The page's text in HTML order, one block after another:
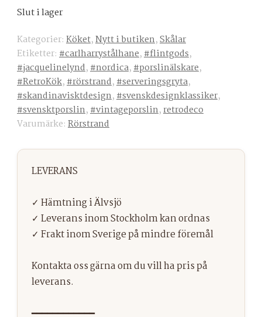
Slut i lager
Kategorier: Köket,Nytt i butiken,Skålar
Etiketter: #carlharrystålhane,#flintgods,
#jacquelinelynd,#nordica,#porslinälskare,
#RetroKök,#rörstrand,#serveringsgryta,
#skandinavisktdesign,#svenskdesignklassiker,
#svensktporslin,#vintageporslin,retrodeco
Varumärke: Rörstrand